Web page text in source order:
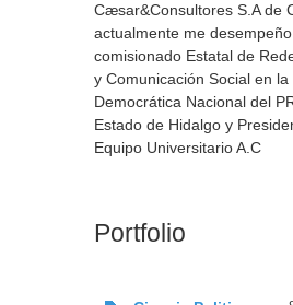
Cӕsar&Consultores S.A de
actualmente me
comisionado Estatal de
y Comunicación Social en la
Democrática Nacional del
Estado de Hidalgo y
Equipo Universitario A.C
Portfolio